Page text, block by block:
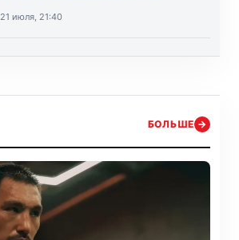
21 июля, 21:40
БОЛЬШЕ →